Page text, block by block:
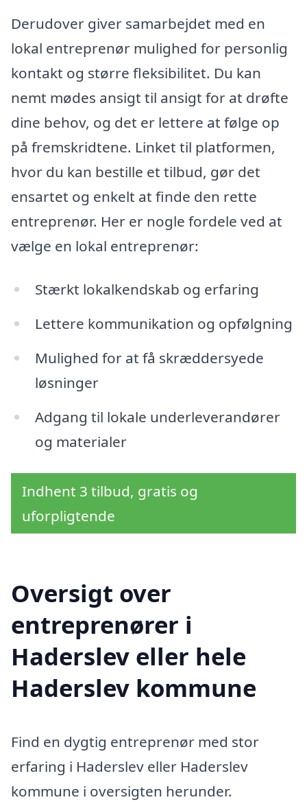
Derudover giver samarbejdet med en
lokal entreprenør mulighed for personlig
kontakt og større fleksibilitet. Du kan
nemt mødes ansigt til ansigt for at drøfte
dine behov, og det er lettere at følge op
på fremskridtene. Linket til platformen,
hvor du kan bestille et tilbud, gør det
ensartet og enkelt at finde den rette
entreprenør. Her er nogle fordele ved at
vælge en lokal entreprenør:
Stærkt lokalkendskab og erfaring
Lettere kommunikation og opfølgning
Mulighed for at få skræddersyede
løsninger
Adgang til lokale underleverandører
og materialer
Indhent 3 tilbud, gratis og
uforpligtende
Oversigt over
entreprenører i
Haderslev eller hele
Haderslev kommune
Find en dygtig entreprenør med stor
erfaring i Haderslev eller Haderslev
kommune i oversigten herunder.